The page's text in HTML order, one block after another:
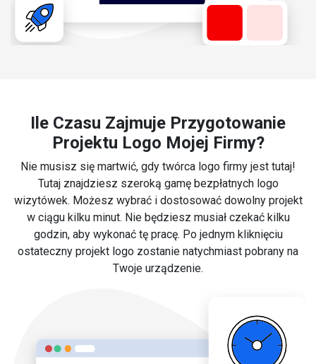
Ile Czasu Zajmuje Przygotowanie
Projektu Logo Mojej Firmy?
Nie musisz się martwić, gdy twórca logo firmy jest tutaj!
Tutaj znajdziesz szeroką gamę bezpłatnych logo
wizytówek. Możesz wybrać i dostosować dowolny projekt
w ciągu kilku minut. Nie będziesz musiał czekać kilku
godzin, aby wykonać tę pracę. Po jednym kliknięciu
ostateczny projekt logo zostanie natychmiast pobrany na
Twoje urządzenie.